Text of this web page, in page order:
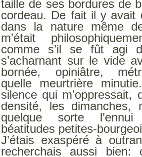
taille de ses bordures de
cordeau. De fait il y avait
dans la nature même
m’était
comme s’il se fût agi
s’acharnant sur le vide
bornée, opiniâtre,
quelle meurtrière
silence qui m’oppressait,
densité, les dimanches,
quelque sorte
béatitudes petites-
J’étais exaspéré à
recherchais aussi bien: